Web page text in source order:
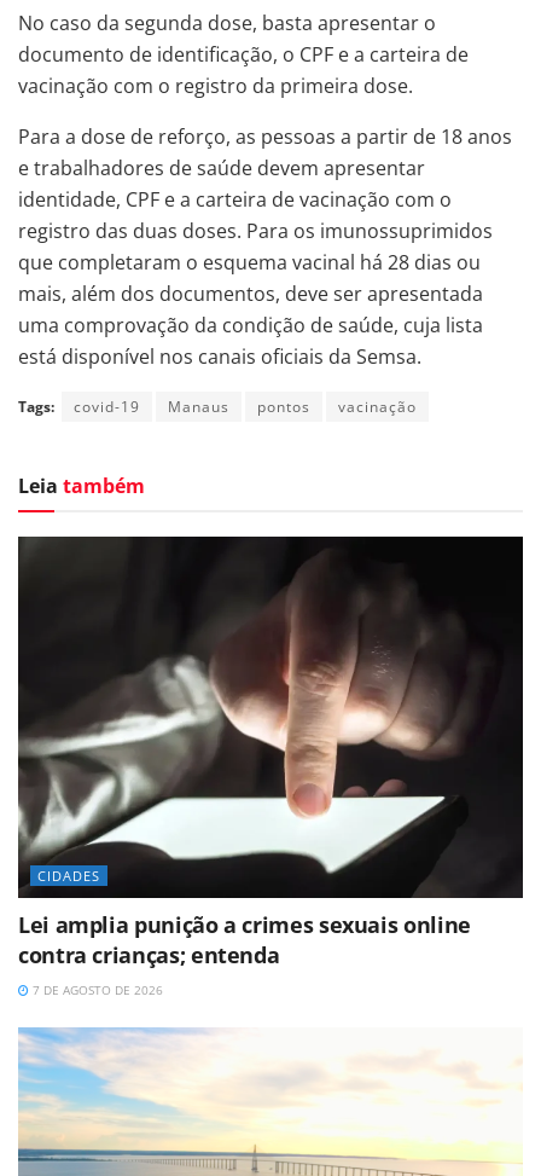
No caso da segunda dose, basta apresentar o
documento de identificação, o CPF e a carteira de
vacinação com o registro da primeira dose.
Para a dose de reforço, as pessoas a partir de 18 anos
e trabalhadores de saúde devem apresentar
identidade, CPF e a carteira de vacinação com o
registro das duas doses. Para os imunossuprimidos
que completaram o esquema vacinal há 28 dias ou
mais, além dos documentos, deve ser apresentada
uma comprovação da condição de saúde, cuja lista
está disponível nos canais oficiais da Semsa.
Tags: covid-19 Manaus pontos vacinação
Leia também
CIDADES
Lei amplia punição a crimes sexuais online
contra crianças; entenda
7 DE AGOSTO DE 2026